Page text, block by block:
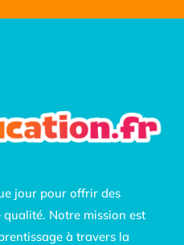
jour pour offrir des
qualité. Notre mission est
à travers la